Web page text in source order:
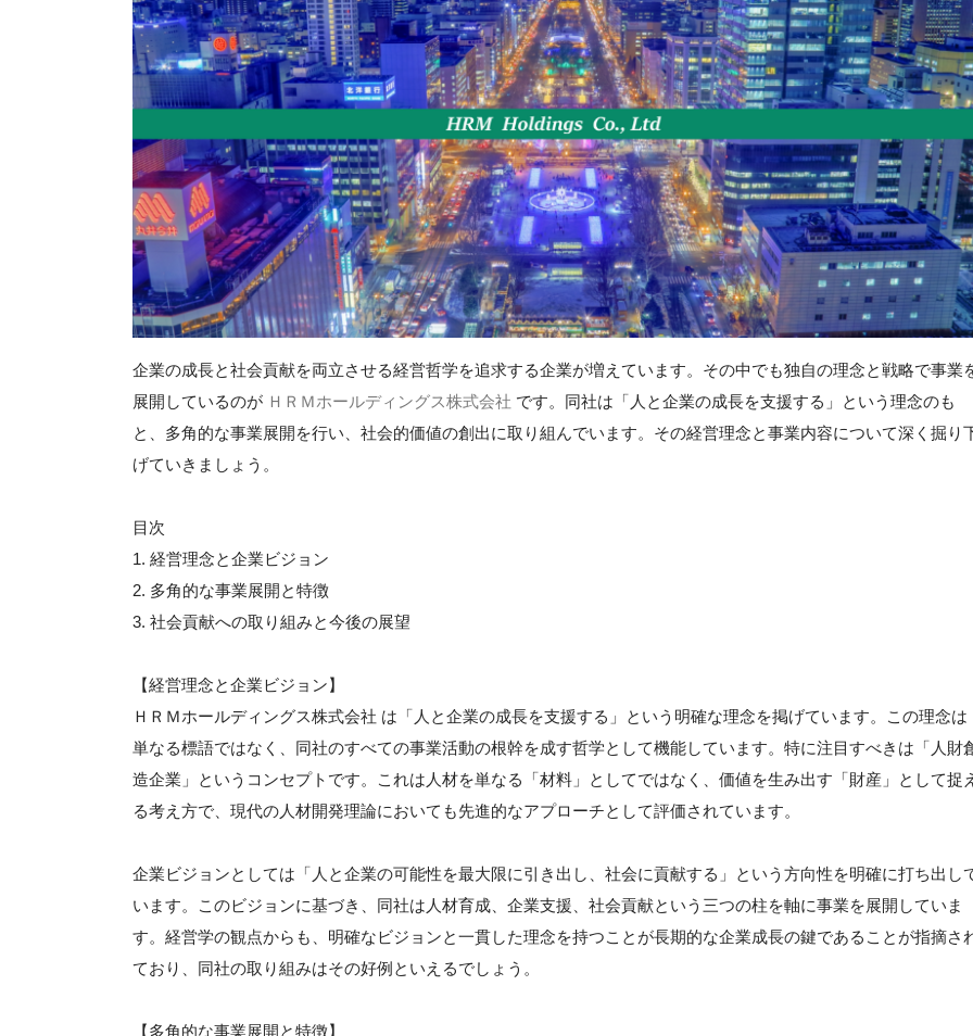
企業の成長と社会貢献を両立させる経営哲学を追求する企業が増えています。その中でも独自の理念と戦略で事業
展開しているのが ＨＲＭホールディングス株式会社 です。同社は「人と企業の成長を支援する」という理念のも
と、多角的な事業展開を行い、社会的価値の創出に取り組んでいます。その経営理念と事業内容について深く掘り
げていきましょう。
目次
1. 経営理念と企業ビジョン
2. 多角的な事業展開と特徴
3. 社会貢献への取り組みと今後の展望
【経営理念と企業ビジョン】
ＨＲＭホールディングス株式会社 は「人と企業の成長を支援する」という明確な理念を掲げています。この理念は
単なる標語ではなく、同社のすべての事業活動の根幹を成す哲学として機能しています。特に注目すべきは「人財
造企業」というコンセプトです。これは人材を単なる「材料」としてではなく、価値を生み出す「財産」として捉え
る考え方で、現代の人材開発理論においても先進的なアプローチとして評価されています。
企業ビジョンとしては「人と企業の可能性を最大限に引き出し、社会に貢献する」という方向性を明確に打ち出し
います。このビジョンに基づき、同社は人材育成、企業支援、社会貢献という三つの柱を軸に事業を展開していま
す。経営学の観点からも、明確なビジョンと一貫した理念を持つことが長期的な企業成長の鍵であることが指摘さ
ており、同社の取り組みはその好例といえるでしょう。
【多角的な事業展開と特徴】